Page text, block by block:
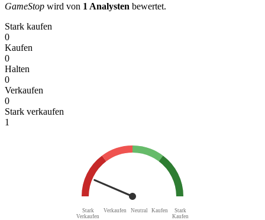
GameStop wird von 1 Analysten bewertet.
Stark kaufen
0
Kaufen
0
Halten
0
Verkaufen
0
Stark verkaufen
1
Stark
Verkaufen
Verkaufen Neutral Kaufen
Stark
Kaufen